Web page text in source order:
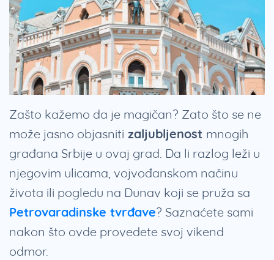
Zašto kažemo da je magičan? Zato što se ne
može jasno objasniti zaljubljenost mnogih
građana Srbije u ovaj grad. Da li razlog leži u
njegovim ulicama, vojvođanskom načinu
života ili pogledu na Dunav koji se pruža sa
Petrovaradinske tvrđave? Saznaćete sami
nakon što ovde provedete svoj vikend
odmor.